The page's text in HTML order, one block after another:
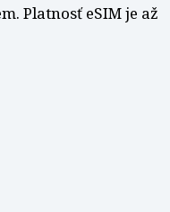
Platnosť eSIM je až